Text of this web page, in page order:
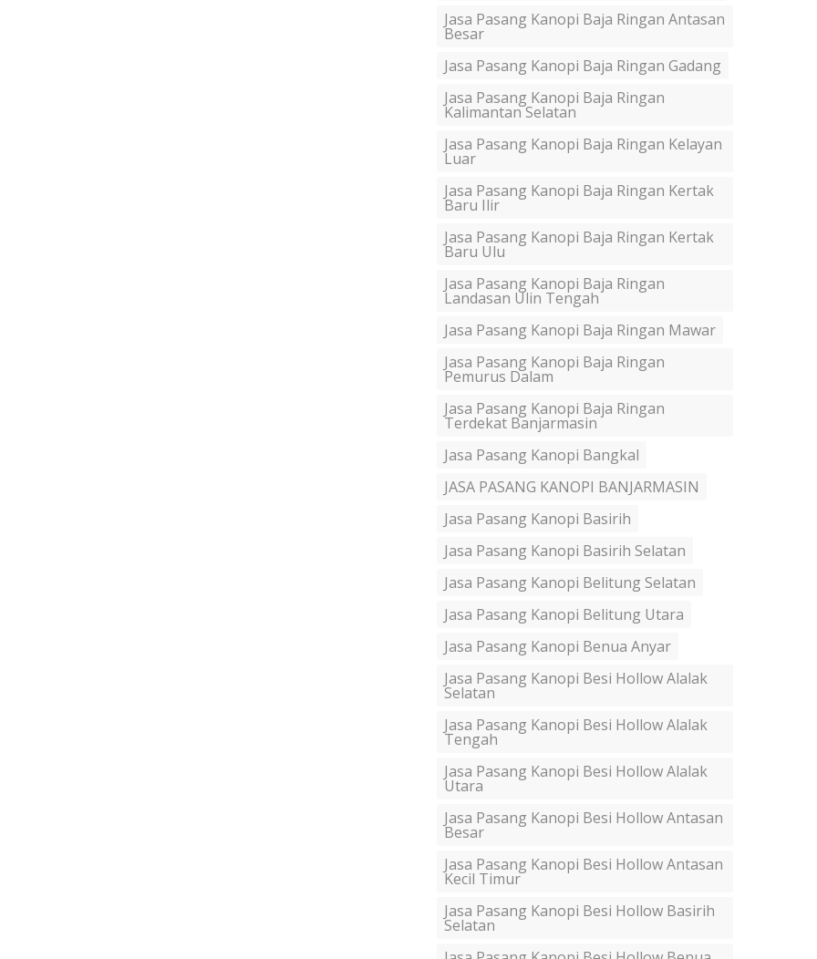
Jasa Pasang Kanopi Baja Ringan Antasan
Besar
Jasa Pasang Kanopi Baja Ringan Gadang
Jasa Pasang Kanopi Baja Ringan
Kalimantan Selatan
Jasa Pasang Kanopi Baja Ringan Kelayan
Luar
Jasa Pasang Kanopi Baja Ringan Kertak
Baru Ilir
Jasa Pasang Kanopi Baja Ringan Kertak
Baru Ulu
Jasa Pasang Kanopi Baja Ringan
Landasan Ulin Tengah
Jasa Pasang Kanopi Baja Ringan Mawar
Jasa Pasang Kanopi Baja Ringan
Pemurus Dalam
Jasa Pasang Kanopi Baja Ringan
Terdekat Banjarmasin
Jasa Pasang Kanopi Bangkal
JASA PASANG KANOPI BANJARMASIN
Jasa Pasang Kanopi Basirih
Jasa Pasang Kanopi Basirih Selatan
Jasa Pasang Kanopi Belitung Selatan
Jasa Pasang Kanopi Belitung Utara
Jasa Pasang Kanopi Benua Anyar
Jasa Pasang Kanopi Besi Hollow Alalak
Selatan
Jasa Pasang Kanopi Besi Hollow Alalak
Tengah
Jasa Pasang Kanopi Besi Hollow Alalak
Utara
Jasa Pasang Kanopi Besi Hollow Antasan
Besar
Jasa Pasang Kanopi Besi Hollow Antasan
Kecil Timur
Jasa Pasang Kanopi Besi Hollow Basirih
Selatan